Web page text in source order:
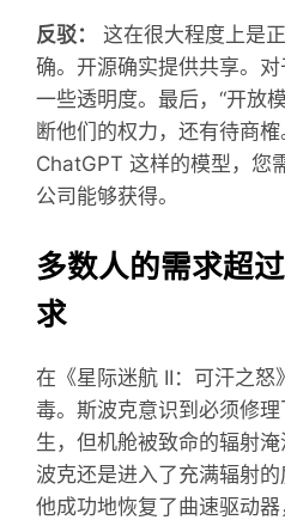
反驳：
这在很大程度上是
确。开源确实提供共享。
一些透明度。最后，“开放
断他们的权力，还有待商
ChatGPT 这样的模型，您
公司能够获得。
多数人的需求超
求
在《星际迷航 II：可汗之怒
毒。斯波克意识到必须修
生，但机舱被致命的辐射
波克还是进入了充满辐射的
他成功地恢复了曲速驱动